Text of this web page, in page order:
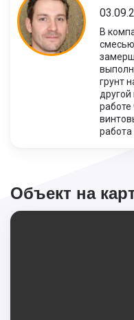
В
грунт
работе
работа
Объект на